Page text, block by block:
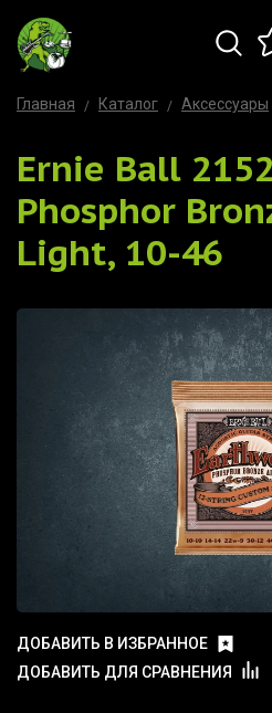
Главная Каталог Аксессуары
Ernie Ball
Phosphor
Light, 10-46
ДОБАВИТЬ В ИЗБРАННОЕ
ДОБАВИТЬ ДЛЯ СРАВНЕНИЯ